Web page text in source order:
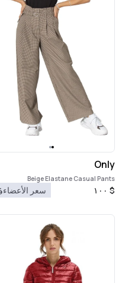
Only
Beige Elastane Casual Pants
$ ١٠٠ سعر الأعضاء